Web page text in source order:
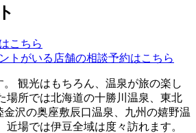
こちら
トがいる店舗の相談予約はこちら
観光はもちろん、温泉が旅の楽し
所では北海道の十勝川温泉、東北
沢の奥座敷辰口温泉、九州の嬉野温
近場では伊豆全域は度々訪れます。